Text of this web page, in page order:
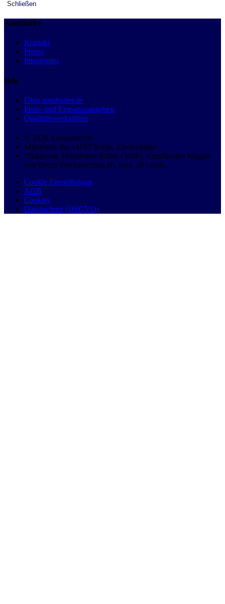
Schließen
Autobutler
Kontakt
Presse
Impressum
Info
Über autobutler.de
Preis- und Ersparnisangaben
Qualitätswerkstätten
© 2026 Autobutler.de
Mühlenstr. 8a, 14167 Berlin, Deutschland
*Nationale Teilnehmer-Rufnr. (VoIP), Anrufkosten hängen
von Ihrem Telefonvertrag ab, max. 49 ct/min.
Cookie Einstellungen
AGB
Cookies
Datenschutz (DSGVO)